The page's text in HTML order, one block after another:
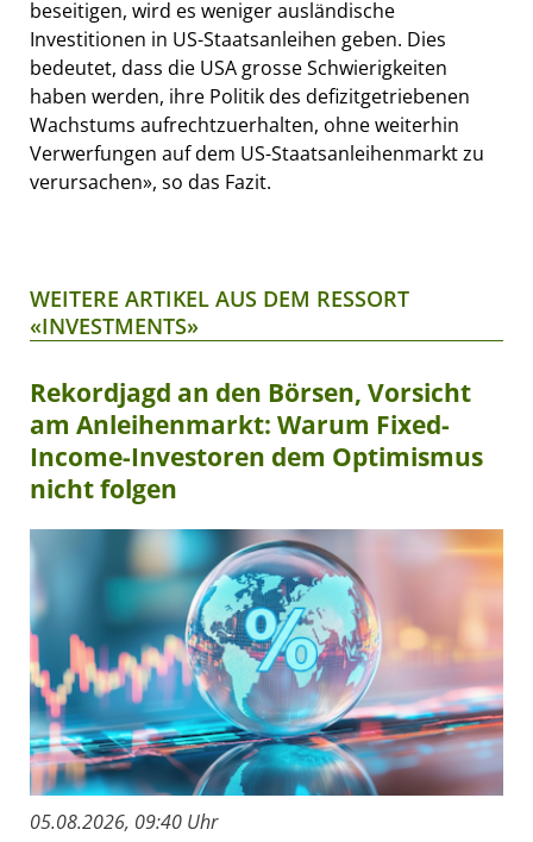
beseitigen, wird es weniger ausländische
Investitionen in US-Staatsanleihen geben. Dies
bedeutet, dass die USA grosse Schwierigkeiten
haben werden, ihre Politik des defizitgetriebenen
Wachstums aufrechtzuerhalten, ohne weiterhin
Verwerfungen auf dem US-Staatsanleihenmarkt zu
verursachen», so das Fazit.
WEITERE ARTIKEL AUS DEM RESSORT
«INVESTMENTS»
Rekordjagd an den Börsen, Vorsicht
am Anleihenmarkt: Warum Fixed-
Income-Investoren dem Optimismus
nicht folgen
05.08.2026, 09:40 Uhr